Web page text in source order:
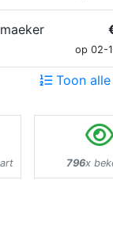
op 02-
Toon
796x